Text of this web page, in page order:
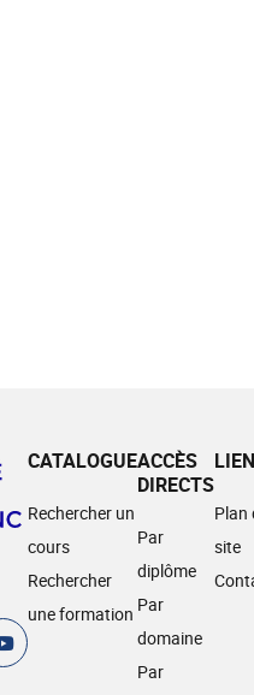
CATALOGUE
Rechercher un
cours
Rechercher
une formation
ACCÈS
DIRECTS
Par
diplôme
Par
domaine
Par
Plan
site